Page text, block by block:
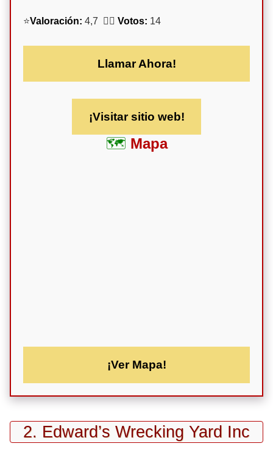
⭐Valoración: 4,7 🕵️‍♀️ Votos: 14
Llamar Ahora!
¡Visitar sitio web!
Mapa
¡Ver Mapa!
2. Edward’s Wrecking Yard Inc